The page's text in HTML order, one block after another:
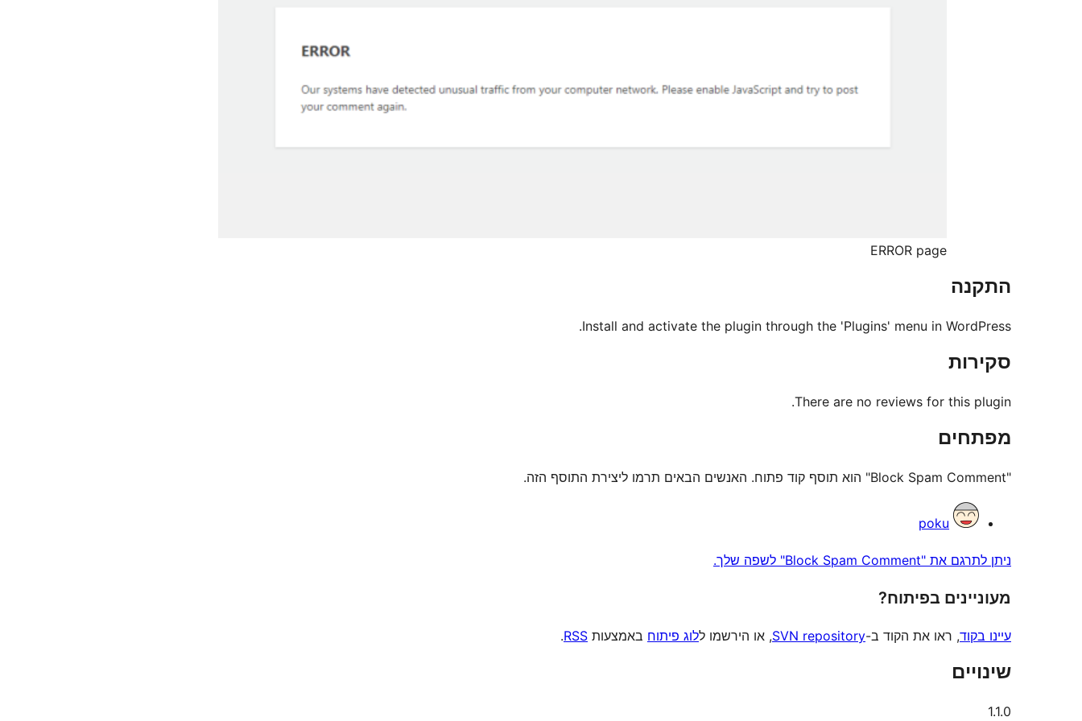
ERROR page
התקנה
Install and activate the plugin through the 'Plugins' menu in WordPress.
סקירות
There are no reviews for this plugin.
מפתחים
"Block Spam Comment" הוא תוסף קוד פתוח. האנשים הבאים תרמו ליצירת התוסף הזה.
תורמים
poku
ניתן לתרגם את "Block Spam Comment" לשפה שלך.
מעוניינים בפיתוח?
עיינו בקוד, ראו את הקוד ב-SVN repository, או הירשמו ללוג פיתוח באמצעות RSS
.
שינויים
1.1.0